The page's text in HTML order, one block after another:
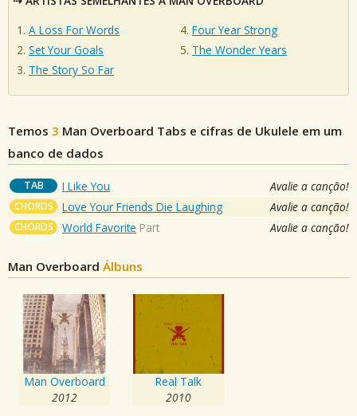
A Loss For Words
Set Your Goals
The Story So Far
Four Year Strong
The Wonder Years
Temos 3 Man Overboard Tabs e cifras de Ukulele em um
banco de dados
TAB I Like You Avalie a canção!
CHORDS Love Your Friends Die Laughing Avalie a canção!
CHORDS World Favorite Part Avalie a canção!
Man Overboard Álbuns
Man Overboard
2012
Real Talk
2010